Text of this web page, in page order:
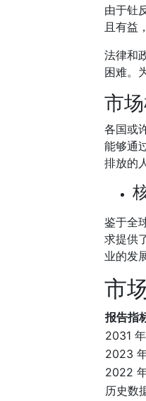
由于钍
且有益
法律和
困难。
市
各国或
能够通
排放的
鉴于全
求提供
业的发
市
报告指
2031
2023
2022
历史数